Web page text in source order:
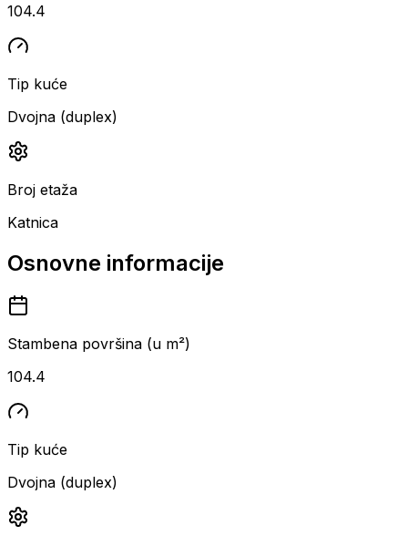
104.4
Tip kuće
Dvojna (duplex)
Broj etaža
Katnica
Osnovne informacije
Stambena površina (u m²)
104.4
Tip kuće
Dvojna (duplex)